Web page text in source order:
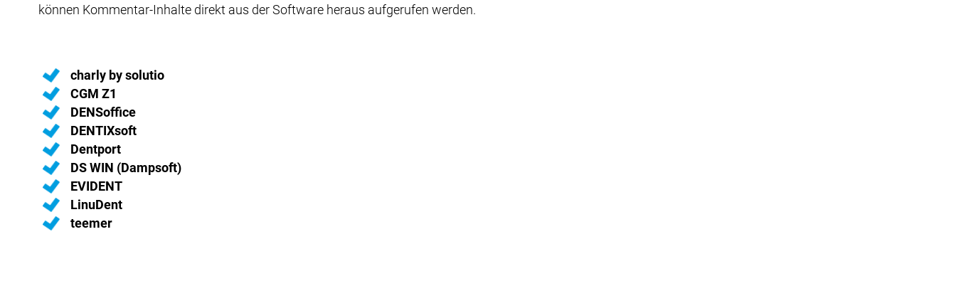
können Kommentar-Inhalte direkt aus der Software heraus aufgerufen werden.
charly by solutio
CGM Z1
DENSoffice
DENTIXsoft
Dentport
DS WIN (Dampsoft)
EVIDENT
LinuDent
teemer